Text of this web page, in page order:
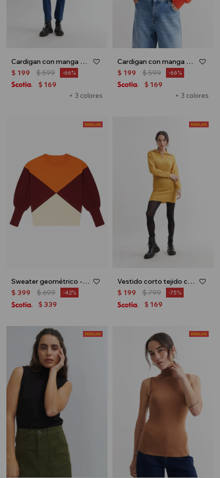
Cardigan con manga balloon - Azul
+ 3 colores
$ 199 $599 66
$ 169
Cardigan con manga balloon - Naranja
+ 3 colores
$ 199 $599 66
$ 169
Sweater geométrico - Lacre
$ 399 $699 42
$ 339
Vestido corto tejido con medio cierre - Amarillo
$ 199 $799 75
$ 169